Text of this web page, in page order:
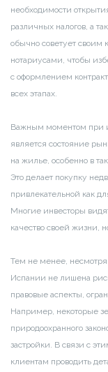
необходимости
различных налогов, а
обычно советует своим
нотариусами, чтобы
с оформлением
всех этапах.
Важным моментом при
является состояние
на жилье, особенно в
Это делает покупку
привлекательной как
Многие инвесторы
качество своей жизни,
Тем не менее,
Испании не лишена
правовые аспекты,
Например, некоторые
природоохранного
застройки. В связи с
клиентам проводить